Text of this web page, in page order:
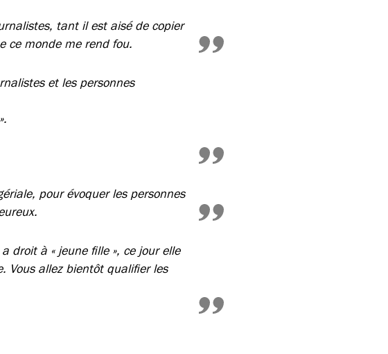
tant il est aisé de copier
ce monde me rend fou.
et les personnes
pour évoquer les personnes
droit à « jeune fille », ce jour elle
Vous allez bientôt qualifier les